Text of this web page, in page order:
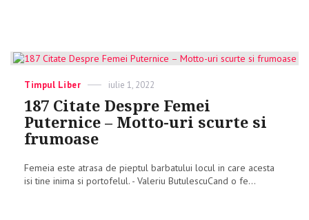
Categories
Timpul Liber
Posted
iulie 1, 2022
187 Citate Despre Femei
Puternice – Motto-uri scurte si
frumoase
Femeia este atrasa de pieptul barbatului locul in care acesta
isi tine inima si portofelul. - Valeriu ButulescuCand o fe...